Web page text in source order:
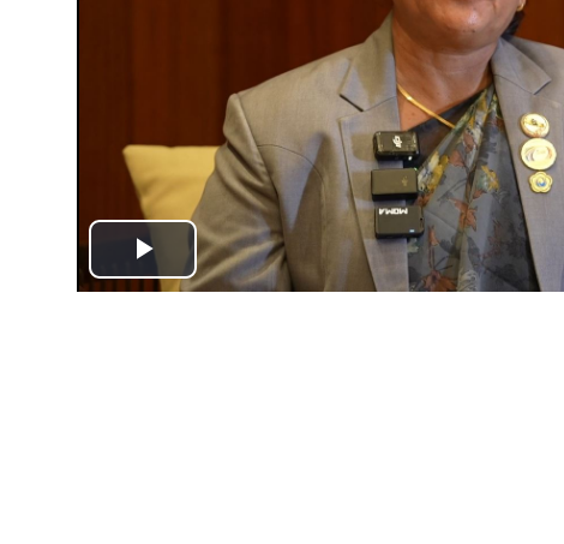
Play